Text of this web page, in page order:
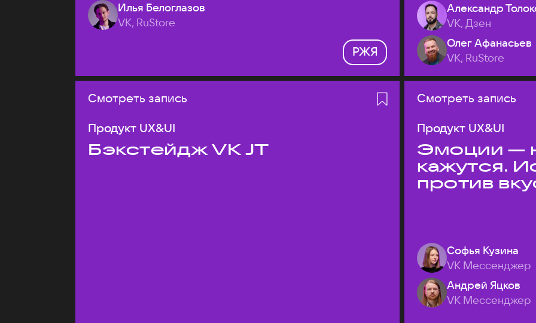
Илья Белоглазов
VK, RuStore
РЖЯ
Александр
VK, Дзен
Олег Афанасьев
VK, RuStore
Смотреть запись
Продукт UX&UI
Бэкстейдж VK JT
Смотреть запись
Продукт UX&UI
Эмоции —
кажутся.
против
Софья Кузина
VK Мессенджер
Андрей Яцков
VK Мессенджер